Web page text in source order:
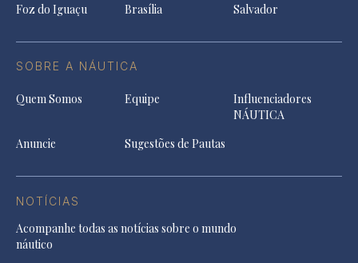
Foz do Iguaçu
Brasília Salvador
SOBRE A NÁUTICA
Quem Somos Equipe
Influenciadores
NÁUTICA
Anuncie
Sugestões de Pautas
NOTÍCIAS
Acompanhe todas as notícias sobre o mundo
náutico